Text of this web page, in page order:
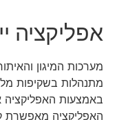
אפליקציה
מערכות המיגון
מתנהלות בשקיפות
באמצעות האפליקציה
האפליקציה מאפשרת